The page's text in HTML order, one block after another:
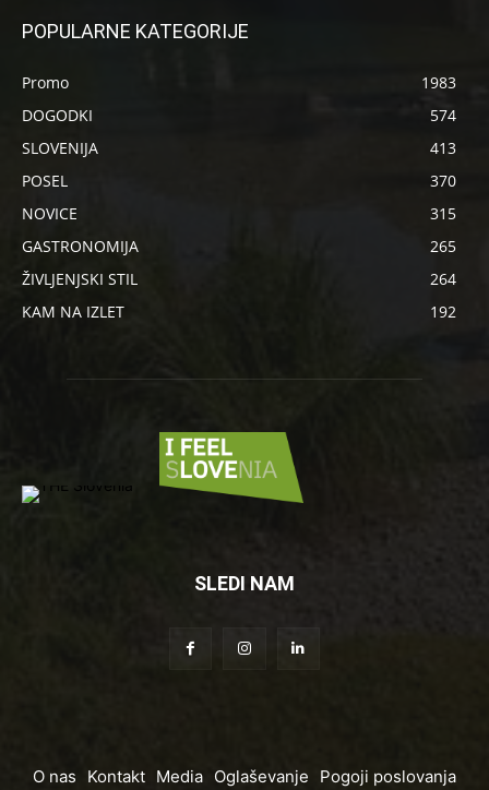
POPULARNE KATEGORIJE
Promo
1983
DOGODKI
574
SLOVENIJA
413
POSEL
370
NOVICE
315
GASTRONOMIJA
265
ŽIVLJENJSKI STIL
264
KAM NA IZLET
192
SLEDI NAM
O nas Kontakt Media Oglaševanje Pogoji poslovanja